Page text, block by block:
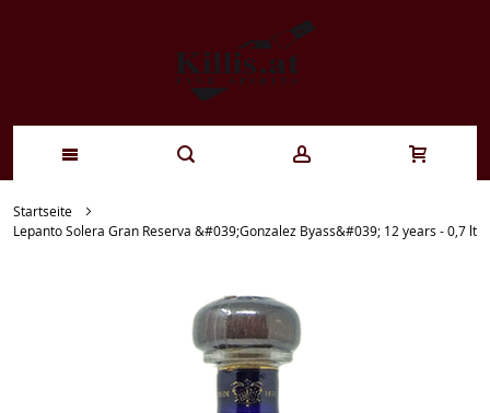
Zum
Startseite
Lepanto Solera Gran Reserva &#039;Gonzalez Byass&#039; 12 years - 0,7 lt